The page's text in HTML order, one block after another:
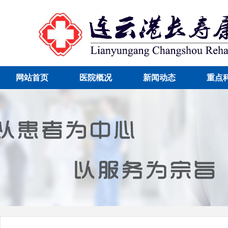
网站首页 医院概况 新闻动态 重点